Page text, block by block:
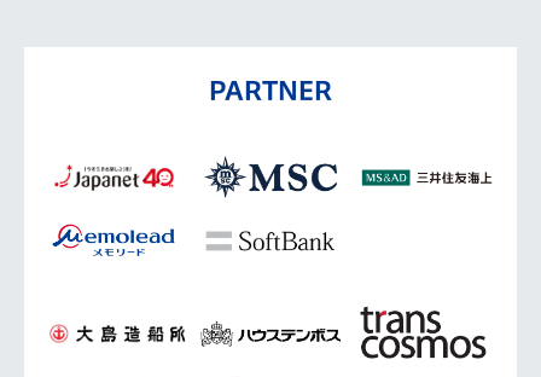
PARTNER